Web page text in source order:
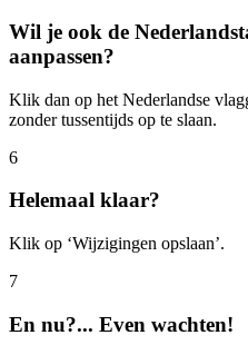
Wil je ook de
aanpassen?
Klik dan op het Nederlandse
zonder tussentijds op te slaan.
6
Helemaal klaar?
Klik op ‘Wijzigingen opslaan’.
7
En nu?... Even wachten!